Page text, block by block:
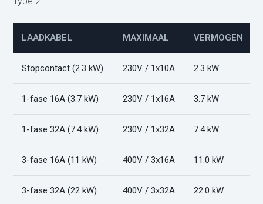
LAADKABEL MAXIMAAL VERMOGEN
Stopcontact (2.3 kW) 230V / 1x10A 2.3 kW
1-fase 16A (3.7 kW) 230V / 1x16A 3.7 kW
1-fase 32A (7.4 kW) 230V / 1x32A 7.4 kW
3-fase 16A (11 kW) 400V / 3x16A 11.0 kW
3-fase 32A (22 kW) 400V / 3x32A 22.0 kW